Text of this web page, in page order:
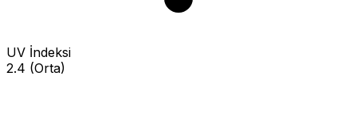
UV İndeksi
2.4 (Orta)